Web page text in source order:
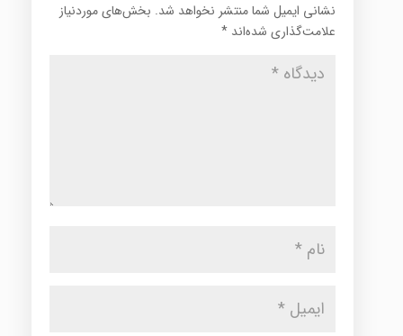
نشانی ایمیل شما منتشر نخواهد شد. بخش‌های موردنیاز
علامت‌گذاری شده‌اند *